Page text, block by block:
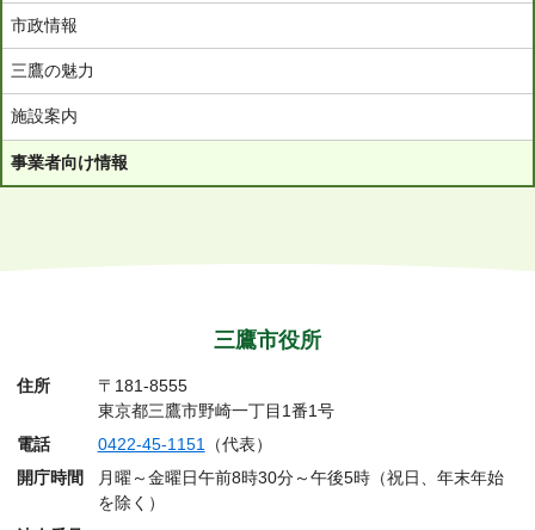
市政情報
三鷹の魅力
施設案内
事業者向け情報
三鷹市役所
住所
〒181-8555
東京都三鷹市野崎一丁目1番1号
電話
0422-45-1151（代表）
開庁時間
月曜～金曜日午前8時30分～午後5時（祝日、年末年始
を除く）